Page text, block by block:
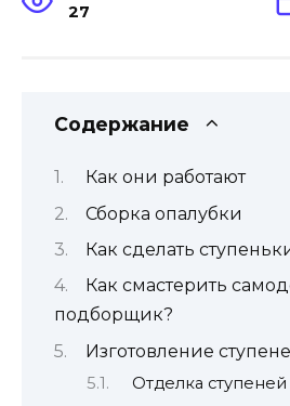
27
Содержание
Как они работают
Сборка опалубки
Как сделать
Как смастерить
подборщик?
Изготовление
Отделка ступеней